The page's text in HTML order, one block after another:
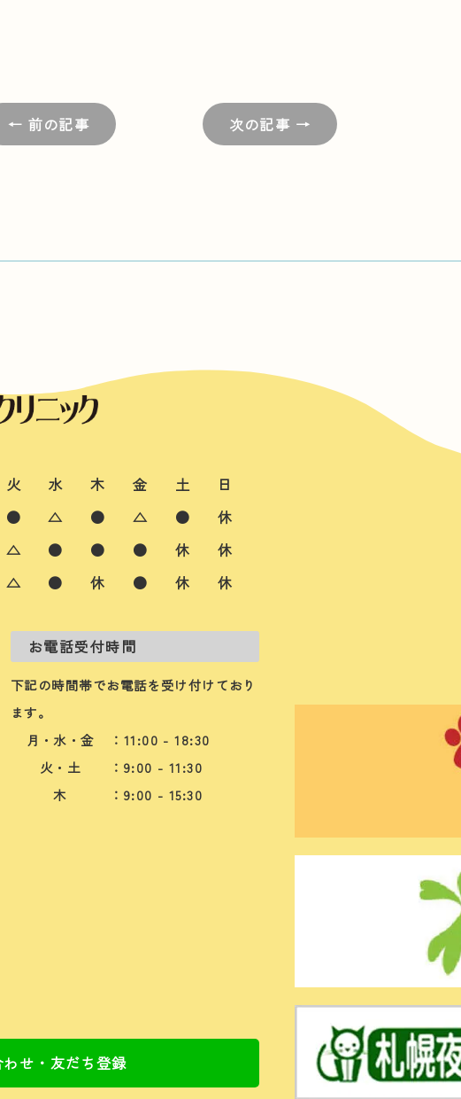
← 前の記事 次の記事 →
火 水 木 金 土
日
● △ ● △ ●
休
△ ● ● ● 休
休
△ ● 休 ● 休 休
お電話受付時間
下記の時間帯でお電話を受け付けており
ます。
月・水・金
：11:00 - 18:30
火・土
：9:00 - 11:30
木
：9:00 - 15:30
せ・友だち登録